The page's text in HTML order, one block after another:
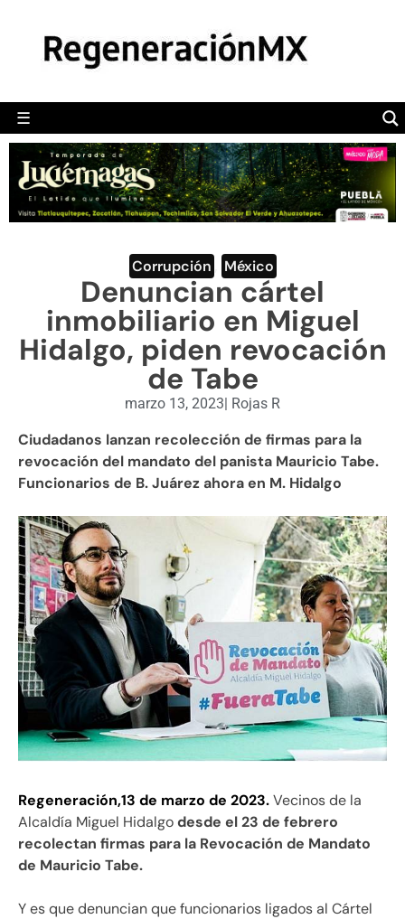
☰
POLÍTICA
CAMALEÓN
OPINIÓN
DEPORTES
ENGLISH SECTION
VIDEOS
Corrupción México
Denuncian cártel
inmobiliario en Miguel
Hidalgo, piden revocación
de Tabe
marzo 13, 2023| Rojas R
Ciudadanos lanzan recolección de firmas para la
revocación del mandato del panista Mauricio Tabe.
Funcionarios de B. Juárez ahora en M. Hidalgo
Regeneración,13 de marzo de 2023.Vecinos de la
Alcaldía Miguel Hidalgodesde el 23 de febrero
recolectan firmas para la Revocación de Mandato
de Mauricio Tabe.
Y es que denuncian que funcionarios ligados al Cártel